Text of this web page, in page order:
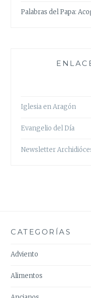
Palabras del Papa:
Iglesia en Aragón
Evangelio del Día
Newsletter
CATEGORÍAS
Adviento
Alimentos